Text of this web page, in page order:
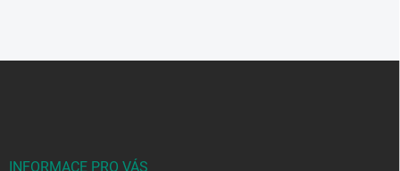
INFORMACE PRO VÁS